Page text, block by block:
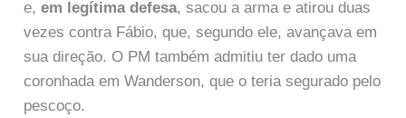
e,em legítima defesa, sacou a arma e atirou duas
vezes contra Fábio, que, segundo ele, avançava em
sua direção. O PM também admitiu ter dado uma
coronhada em Wanderson, que o teria segurado pelo
pescoço.